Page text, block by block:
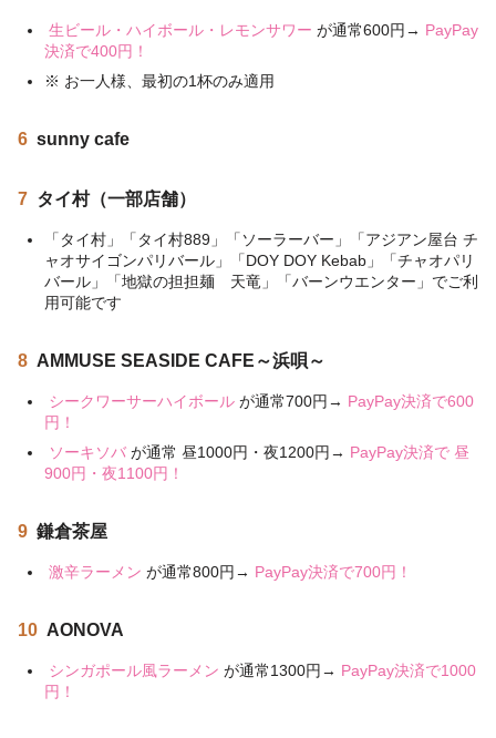
生ビール・ハイボール・レモンサワー が通常600円→ PayPay
決済で400円！
※ お一人様、最初の1杯のみ適用
6 sunny cafe
7 タイ村（一部店舗）
「タイ村」「タイ村889」「ソーラーバー」「アジアン屋台 チ
ャオサイゴンパリバール」「DOY DOY Kebab」「チャオパリ
バール」「地獄の担担麺 天竜」「バーンウエンター」でご利
用可能です
8 AMMUSE SEASIDE CAFE～浜唄～
シークワーサーハイボール が通常700円→ PayPay決済で600
円！
ソーキソバ が通常 昼1000円・夜1200円→ PayPay決済で 昼
900円・夜1100円！
9 鎌倉茶屋
激辛ラーメン が通常800円→ PayPay決済で700円！
10 AONOVA
シンガポール風ラーメン が通常1300円→ PayPay決済で1000
円！